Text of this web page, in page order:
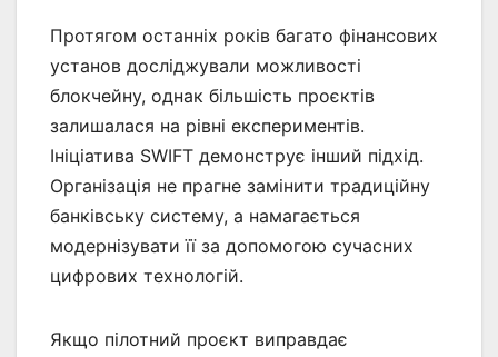
Протягом останніх років багато фінансових
установ досліджували можливості
блокчейну, однак більшість проєктів
залишалася на рівні експериментів.
Ініціатива SWIFT демонструє інший підхід.
Організація не прагне замінити традиційну
банківську систему, а намагається
модернізувати її за допомогою сучасних
цифрових технологій.
Якщо пілотний проєкт виправдає